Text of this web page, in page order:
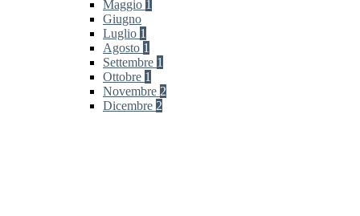
Maggio 1
Giugno
Luglio 1
Agosto 1
Settembre 1
Ottobre 1
Novembre 2
Dicembre 2